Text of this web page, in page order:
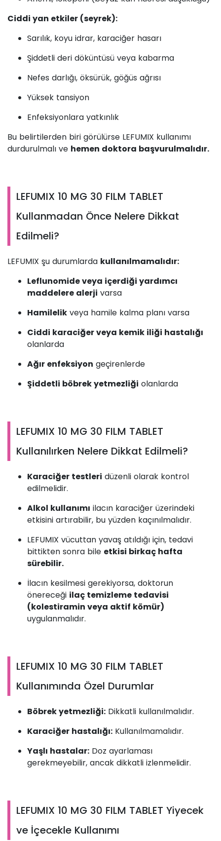
Ciddi yan etkiler (seyrek):
Sarılık, koyu idrar, karaciğer hasarı
Şiddetli deri döküntüsü veya kabarma
Nefes darlığı, öksürük, göğüs ağrısı
Yüksek tansiyon
Enfeksiyonlara yatkınlık
Bu belirtilerden biri görülürse LEFUMIX kullanımı
durdurulmalı ve hemen doktora başvurulmalıdır.
LEFUMIX 10 MG 30 FILM TABLET
Kullanmadan Önce Nelere Dikkat
Edilmeli?
LEFUMIX şu durumlarda kullanılmamalıdır:
Leflunomide veya içerdiği yardımcı
maddelere alerji varsa
Hamilelik veya hamile kalma planı varsa
Ciddi karaciğer veya kemik iliği hastalığı
olanlarda
Ağır enfeksiyon geçirenlerde
Şiddetli böbrek yetmezliği olanlarda
LEFUMIX 10 MG 30 FILM TABLET
Kullanılırken Nelere Dikkat Edilmeli?
Karaciğer testleri düzenli olarak kontrol
edilmelidir.
Alkol kullanımı ilacın karaciğer üzerindeki
etkisini artırabilir, bu yüzden kaçınılmalıdır.
LEFUMIX vücuttan yavaş atıldığı için, tedavi
bittikten sonra bile etkisi birkaç hafta
sürebilir.
İlacın kesilmesi gerekiyorsa, doktorun
önereceği ilaç temizleme tedavisi
(kolestiramin veya aktif kömür)
uygulanmalıdır.
LEFUMIX 10 MG 30 FILM TABLET
Kullanımında Özel Durumlar
Böbrek yetmezliği: Dikkatli kullanılmalıdır.
Karaciğer hastalığı: Kullanılmamalıdır.
Yaşlı hastalar: Doz ayarlaması
gerekmeyebilir, ancak dikkatli izlenmelidir.
LEFUMIX 10 MG 30 FILM TABLET Yiyecek
ve İçecekle Kullanımı